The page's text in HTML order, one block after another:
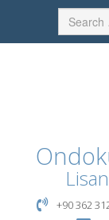
+90 362